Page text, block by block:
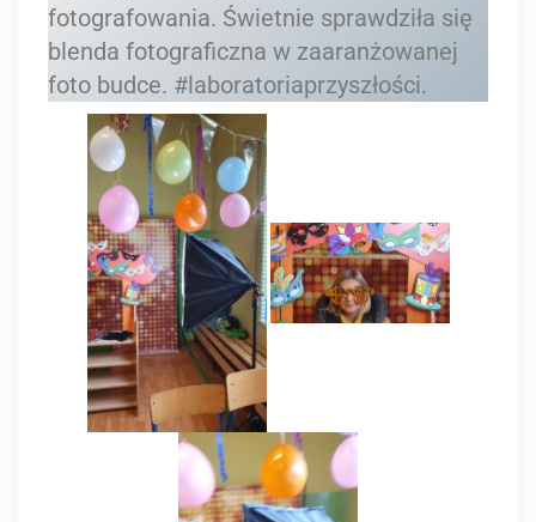
fotografowania. Świetnie sprawdziła się
blenda fotograficzna w zaaranżowanej
foto budce. #laboratoriaprzyszłości.